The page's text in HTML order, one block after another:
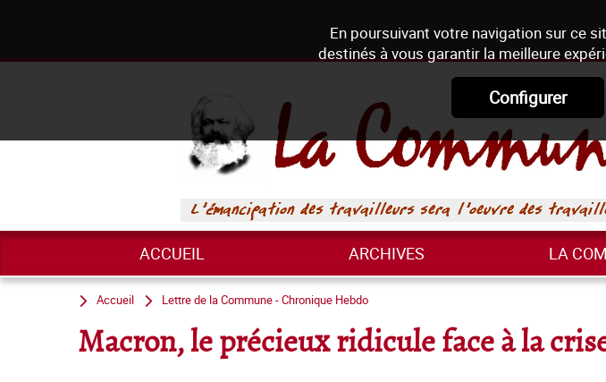
En poursuivant votre navigation sur ce
destinés à vous garantir la meilleure
Configurer
ACCUEIL ARCHIVES LA
Accueil Lettre de la Commune - Chronique Hebdo
Macron, le précieux ridicule face à la